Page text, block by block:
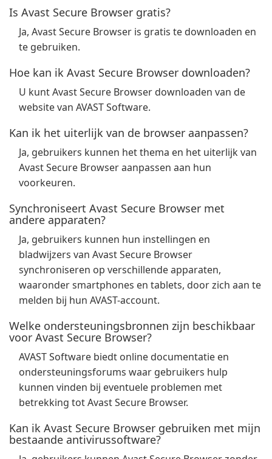
Is Avast Secure Browser gratis?
Ja, Avast Secure Browser is gratis te downloaden en
te gebruiken.
Hoe kan ik Avast Secure Browser downloaden?
U kunt Avast Secure Browser downloaden van de
website van AVAST Software.
Kan ik het uiterlijk van de browser aanpassen?
Ja, gebruikers kunnen het thema en het uiterlijk van
Avast Secure Browser aanpassen aan hun
voorkeuren.
Synchroniseert Avast Secure Browser met
andere apparaten?
Ja, gebruikers kunnen hun instellingen en
bladwijzers van Avast Secure Browser
synchroniseren op verschillende apparaten,
waaronder smartphones en tablets, door zich aan te
melden bij hun AVAST-account.
Welke ondersteuningsbronnen zijn beschikbaar
voor Avast Secure Browser?
AVAST Software biedt online documentatie en
ondersteuningsforums waar gebruikers hulp
kunnen vinden bij eventuele problemen met
betrekking tot Avast Secure Browser.
Kan ik Avast Secure Browser gebruiken met mijn
bestaande antivirussoftware?